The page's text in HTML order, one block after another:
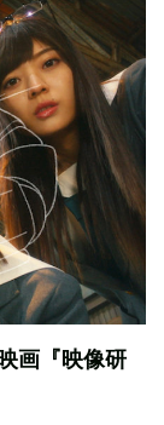
画『映像研